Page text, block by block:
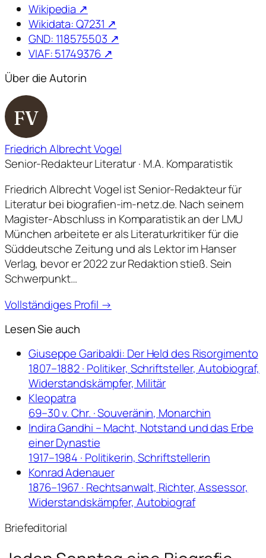
Wikipedia ↗
Wikidata: Q7231 ↗
GND: 118575503 ↗
VIAF: 51749376 ↗
Über die Autorin
FV
Friedrich Albrecht Vogel
Senior-Redakteur Literatur · M.A. Komparatistik
Friedrich Albrecht Vogel ist Senior-Redakteur für
Literatur bei biografien-im-netz.de. Nach seinem
Magister-Abschluss in Komparatistik an der LMU
München arbeitete er als Literaturkritiker für die
Süddeutsche Zeitung und als Lektor im Hanser
Verlag, bevor er 2022 zur Redaktion stieß. Sein
Schwerpunkt…
Vollständiges Profil →
Lesen Sie auch
Giuseppe Garibaldi: Der Held des Risorgimento
1807–1882 · Politiker, Schriftsteller, Autobiograf,
Widerstandskämpfer, Militär
Kleopatra
69–30 v. Chr. · Souveränin, Monarchin
Indira Gandhi – Macht, Notstand und das Erbe
einer Dynastie
1917–1984 · Politikerin, Schriftstellerin
Konrad Adenauer
1876–1967 · Rechtsanwalt, Richter, Assessor,
Widerstandskämpfer, Autobiograf
Briefeditorial